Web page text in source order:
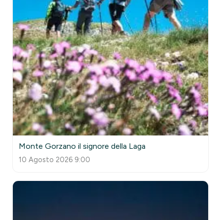
Monte Gorzano il signore della Laga
10 Agosto 2026 9:00